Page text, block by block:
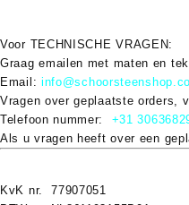
Voor TECHNISCHE VRAGEN:
Graag emailen met maten en
Email:
Vragen over geplaatste orders,
Telefoon nummer: +31
Als u vragen heeft over een
KvK nr. 77907051